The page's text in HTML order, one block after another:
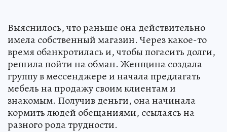
Выяснилось, что раньше она действительно
имела собственный магазин. Через какое-то
время обанкротилась и, чтобы погасить долги,
решила пойти на обман. Женщина создала
группу в мессенджере и начала предлагать
мебель на продажу своим клиентам и
знакомым. Получив деньги, она начинала
кормить людей обещаниями, ссылаясь на
разного рода трудности.